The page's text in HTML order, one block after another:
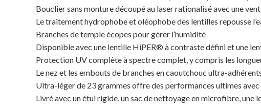
Bouclier sans monture découpé au laser rationalisé avec une
Le traitement hydrophobe et oléophobe des lentilles repousse
Branches de temple écopes pour gérer l’humidité
Disponible avec une lentille HiPER® à contraste défini et une
Protection UV complète à spectre complet, y compris les
Le nez et les embouts de branches en caoutchouc ultra-
Ultra-léger de 23 grammes offre des performances ultimes
Livré avec un étui rigide, un sac de nettoyage en microfibre,